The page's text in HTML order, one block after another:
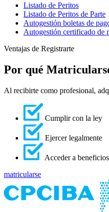
Listado de Peritos
Listado de Peritos de Parte
Autogestión boletas de
Autogestión certificado de
Ventajas de Registrarte
Por qué
Al recibirte como profesional,
Cumplir con la ley
Ejercer legalmente
Acceder a beneficios
matricularse